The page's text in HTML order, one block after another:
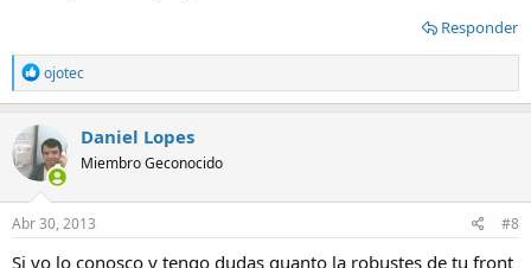
Responder
R
e
a
c
t
i
o
n
s
ojotec
Daniel Lopes
Miembro Geconocido
Abr 30, 2013 #8
Si yo lo conosco y tengo dudas quanto la robustes de tu front